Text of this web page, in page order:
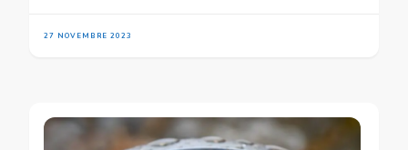
27 NOVEMBRE 2023